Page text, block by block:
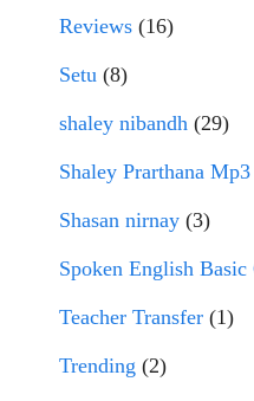
Reviews (16)
Setu (8)
shaley nibandh (29)
Shaley Prarthana Mp3
Shasan nirnay (3)
Spoken English Basic
Teacher Transfer (1)
Trending (2)